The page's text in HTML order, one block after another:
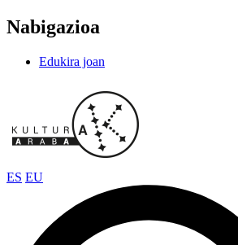
Nabigazioa
Edukira joan
ES EU